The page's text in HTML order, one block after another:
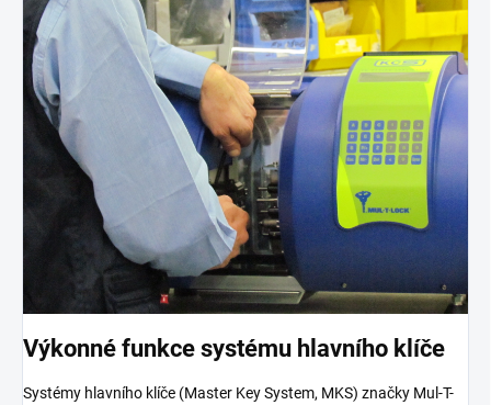
Výkonné funkce systému hlavního klíče
Systémy hlavního klíče (Master Key System, MKS) značky Mul-T-